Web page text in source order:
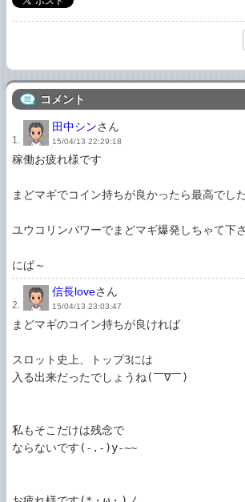
コメント
1.
田中シンさん
15/04/13 22:29:18
稼働お疲れ様です
まどマギでコイン持ちが良かったら最高でし
ユウコリンパワーでまどマギ爆発しちゃて下
にぱ～
2.
信長loveさん
15/04/13 23:03:47
まどマギのコイン持ちが良ければ
スロット史上、トップ3には
入る出来だったでしょうね(￣∇￣)
私もそこだけは残念で
ならないです(-.-)y-~~